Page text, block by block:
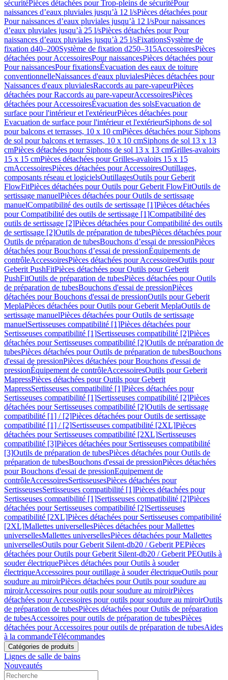
sécuritéPièces détachées pour Trop-pleins de sécuritéPour
naissances d’eaux pluviales jusqu’à 12 l/sPièces détachées pour
Pour naissances d’eaux pluviales jusqu’à 12 l/sPour naissances
d’eaux pluviales jusqu’à 25 l/sPièces détachées pour Pour
naissances d’eaux pluviales jusqu’à 25 l/sFixationsSystème de
fixation d40–200Système de fixation d250–315AccessoiresPièces
détachées pour AccessoiresPour naissancesPièces détachées pour
Pour naissancesPour fixationsÉvacuation des eaux de toiture
conventionnelleNaissances d'eaux pluvialesPièces détachées pour
Naissances d'eaux pluvialesRaccords au pare-vapeurPièces
détachées pour Raccords au pare-vapeurAccessoiresPièces
détachées pour AccessoiresÉvacuation des solsEvacuation de
surface pour l'intérieur et l'extérieurPièces détachées pour
Evacuation de surface pour l'intérieur et l'extérieurSiphons de sol
pour balcons et terrasses, 10 x 10 cmPièces détachées pour Siphons
de sol pour balcons et terrasses, 10 x 10 cmSiphons de sol 13 x 13
cmPièces détachées pour Siphons de sol 13 x 13 cmGrilles-avaloirs
15 x 15 cmPièces détachées pour Grilles-avaloirs 15 x 15
cmAccessoiresPièces détachées pour AccessoiresOutillages,
composants réseau et logicielsOutillagesOutils pour Geberit
FlowFitPièces détachées pour Outils pour Geberit FlowFitOutils de
sertissage manuelPièces détachées pour Outils de sertissage
manuelCompatibilité des outils de sertissage [1]Pièces détachées
pour Compatibilité des outils de sertissage [1]Compatibilité des
outils de sertissage [2]Pièces détachées pour Compatibilité des outils
de sertissage [2]Outils de préparation de tubesPièces détachées pour
Outils de préparation de tubesBouchons d’essai de pressionPièces
détachées pour Bouchons d’essai de pressionÉquipements de
contrôleAccessoiresPièces détachées pour AccessoiresOutils pour
Geberit PushFitPièces détachées pour Outils pour Geberit
PushFitOutils de préparation de tubesPièces détachées pour Outils
de préparation de tubesBouchons d'essai de pressionPièces
détachées pour Bouchons d'essai de pressionOutils pour Geberit
MeplaPièces détachées pour Outils pour Geberit MeplaOutils de
sertissage manuelPièces détachées pour Outils de sertissage
manuelSertisseuses compatibilité [1]Pièces détachées pour
Sertisseuses compatibilité [1]Sertisseuses compatibilité [2]Pièces
détachées pour Sertisseuses compatibilité [2]Outils de préparation de
tubesPièces détachées pour Outils de préparation de tubesBouchons
d'essai de pressionPièces détachées pour Bouchons d'essai de
pressionÉquipement de contrôleAccessoiresOutils pour Geberit
MapressPièces détachées pour Outils pour Geberit
MapressSertisseuses compatibilité [1]Pièces détachées pour
Sertisseuses compatibilité [1]Sertisseuses compatibilité [2]Pièces
détachées pour Sertisseuses compatibilité [2]Outils de sertissage
compatibilité [1] / [2]Pièces détachées pour Outils de sertissage
compatibilité [1] / [2]Sertisseuses compatibilité [2XL]Pièces
détachées pour Sertisseuses compatibilité [2XL]Sertisseuses
compatibilité [3]Pièces détachées pour Sertisseuses compatibilité
[3]Outils de préparation de tubesPièces détachées pour Outils de
préparation de tubesBouchons d'essai de pressionPièces détachées
pour Bouchons d'essai de pressionEquipement de
contrôleAccessoiresSertisseusesPièces détachées pour
SertisseusesSertisseuses compatibilité [1]Pièces détachées pour
Sertisseuses compatibilité [1]Sertisseuses compatibilité [2]Pièces
détachées pour Sertisseuses compatibilité [2]Sertisseuses
compatibilité [2XL]Pièces détachées pour Sertisseuses compatibilité
[2XL]Mallettes universellesPièces détachées pour Mallettes
universellesMallettes universellesPièces détachées pour Mallettes
universellesOutils pour Geberit Silent-db20 / Geberit PEPièces
détachées pour Outils pour Geberit Silent-db20 / Geberit PEOutils à
souder électriquePièces détachées pour Outils à souder
électriqueAccessoires pour outillage à souder électriqueOutils pour
soudure au miroirPièces détachées pour Outils pour soudure au
miroirAccessoires pour outils pour soudure au miroirPièces
détachées pour Accessoires pour outils pour soudure au miroirOutils
de préparation de tubesPièces détachées pour Outils de préparation
de tubesAccessoires pour outils de préparation de tubesPièces
détachées pour Accessoires pour outils de préparation de tubesAides
à la commandeTélécommandes
Catégories de produits
Lignes de salle de bains
Nouveautés